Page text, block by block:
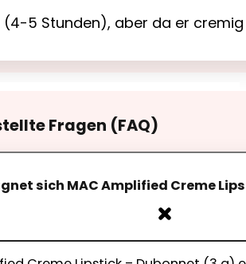
(4-5 Stunden), aber da er
Fragen (FAQ)
sich MAC Amplified Creme